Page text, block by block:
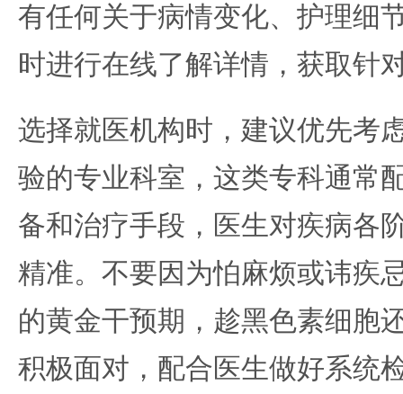
有任何关于病情变化、护理细
时进行在线了解详情，获取针
选择就医机构时，建议优先考
验的专业科室，这类专科通常
备和治疗手段，医生对疾病各
精准。不要因为怕麻烦或讳疾
的黄金干预期，趁黑色素细胞
积极面对，配合医生做好系统